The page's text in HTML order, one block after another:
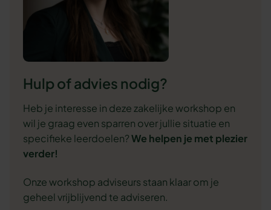
Hulp of advies nodig?
Heb je interesse in deze zakelijke workshop en
wil je graag even sparren over jullie situatie en
specifieke leerdoelen?We helpen je met plezier
verder!
Onze workshop adviseurs staan klaar om je
geheel vrijblijvend te adviseren.